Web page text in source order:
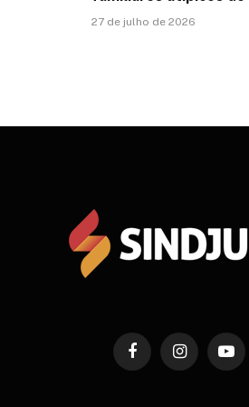
27 de julho de 2026
FacebookInstagram